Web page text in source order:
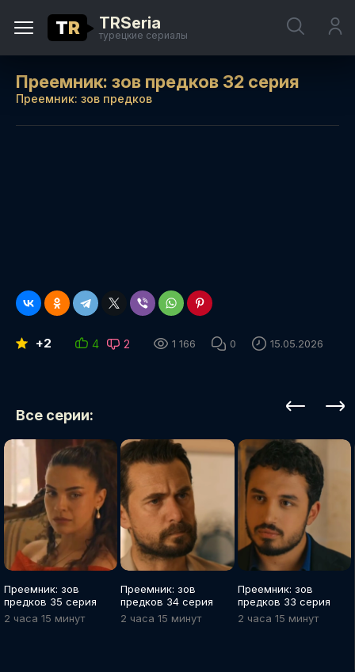
TR TRSeria
турецкие сериалы
Преемник: зов предков 32 серия
Преемник: зов предков
+2 4 2 1 166 0 15.05.2026
Все серии:
Преемник: зов
предков 35 серия
2 часа 15 минут
Преемник: зов
предков 34 серия
2 часа 15 минут
Преемник: зов
предков 33 серия
2 часа 15 минут